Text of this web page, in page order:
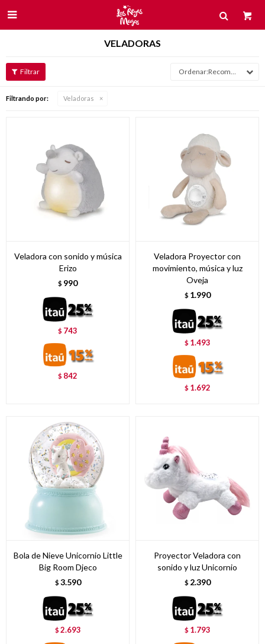

VELADORAS
Recomendados
Filtrando por: Veladoras
Veladora con sonido y música
Erizo
$ 990
$ 743
$ 842
Veladora Proyector con
movimiento, música y luz
Oveja
$ 1.990
$ 1.493
$ 1.692
Bola de Nieve Unicornio Little
Big Room Djeco
$ 3.590
$2.693
Proyector Veladora con
sonido y luz Unicornio
$ 2.390
$ 1.793